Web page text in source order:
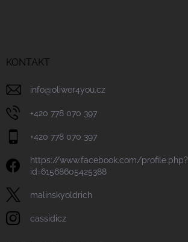
KONTAKT
info@oliwer4you.cz
+420 778 070 397
+420 778 070 397
https://www.facebook.com/profile.php?
id=61568605425388
malinskyoldrich
cassidicz